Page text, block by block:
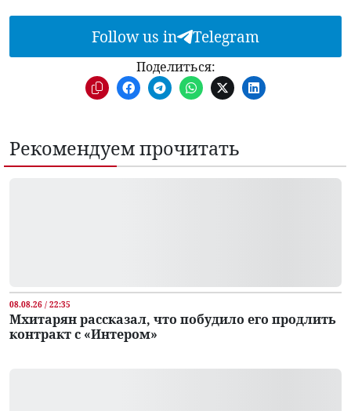
Follow us in Telegram
Поделиться:
Рекомендуем прочитать
08.08.26 / 22:35
Мхитарян рассказал, что побудило его продлить
контракт с «Интером»